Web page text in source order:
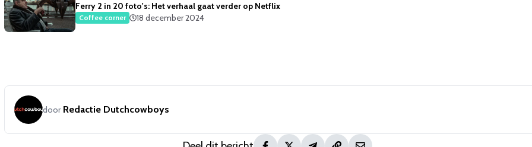
Ferry 2 in 20 foto's: Het verhaal gaat verder op Netflix
Coffee corner 18 december 2024
door Redactie Dutchcowboys